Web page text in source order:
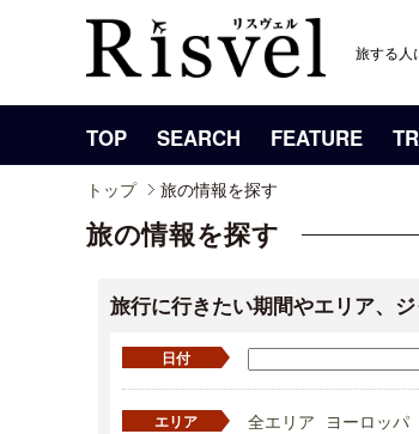
旅する人
TOP SEARCH FEATURE
トップ 旅の情報を探す
旅の情報を探す
旅行に行きたい期間やエリア、
日付
エリア 全エリア ヨーロッパ